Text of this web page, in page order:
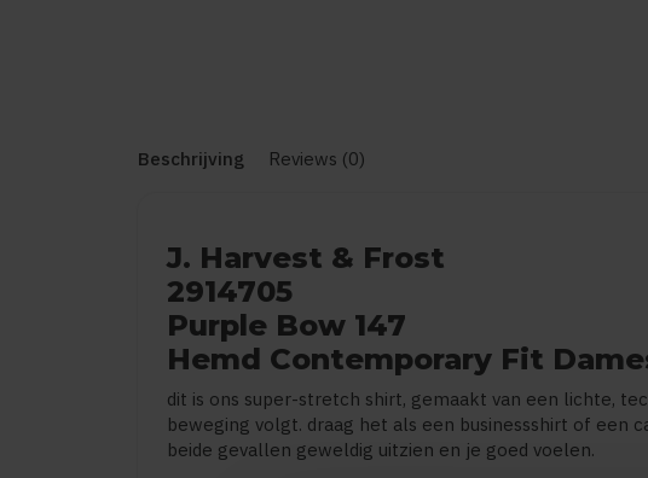
Beschrijving Reviews (0)
J. Harvest & Frost
2914705
Purple Bow 147
Hemd Contemporary Fit
dit is ons super-stretch shirt, gemaakt van een lichte,
beweging volgt. draag het als een businessshirt of een
beide gevallen geweldig uitzien en je goed voelen.